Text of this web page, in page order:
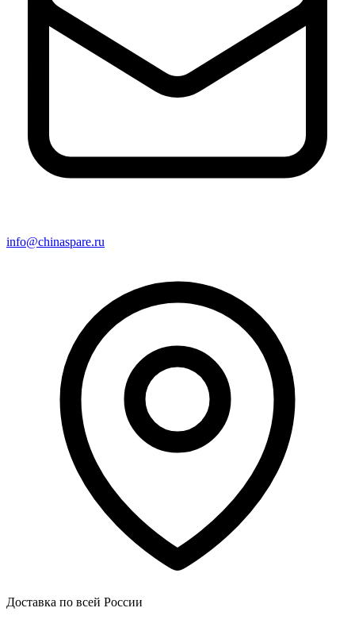
info@chinaspare.ru
Доставка по всей России